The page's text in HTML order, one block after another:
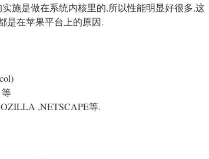
施是做在系统内核里的,所以性能明显好很多,这
是在苹果平台上的原因.
等
,NETSCAPE等.